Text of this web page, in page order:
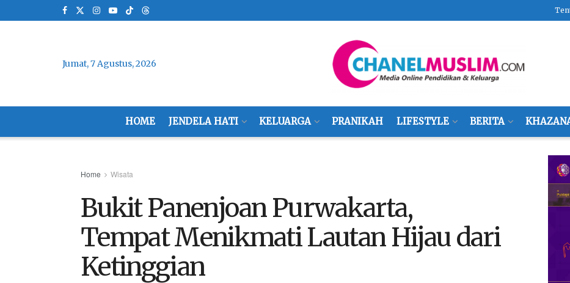
Jumat, 7 Agustus, 2026
HOME JENDELA HATI KELUARGA PRANIKAH LIFESTYLE BERITA
Home Wisata
Bukit Panenjoan Purwakarta,
Tempat Menikmati Lautan Hijau dari
Ketinggian